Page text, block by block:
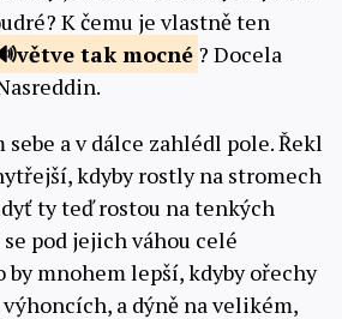
K čemu je vlastně ten
větve takmocné ? Docela
a v dálce zahlédl pole. Řekl
kdyby rostly na stromech
ty teď rostou na tenkých
pod jejich váhou celé
by mnohem lepší, kdyby ořechy
a dýně na velikém,